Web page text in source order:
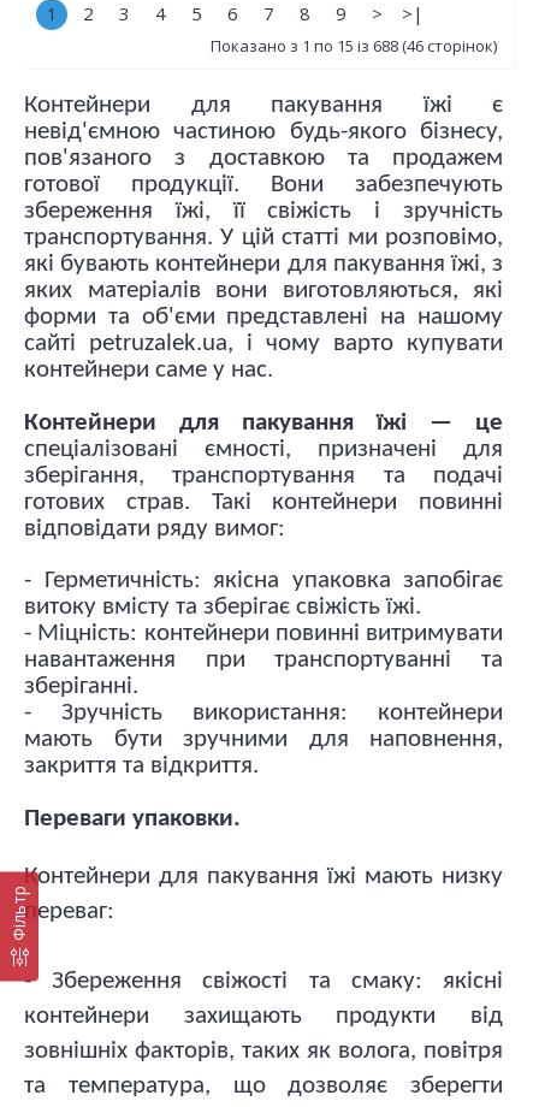
Фільтр
1 2 3 4 5 6 7 8 9 > >|
Показано з 1 по 15 із 688 (46 сторінок)
Контейнери для пакування їжі є
невід'ємною частиною будь-якого бізнесу,
пов'язаного з доставкою та продажем
готової продукції. Вони забезпечують
збереження їжі, її свіжість і зручність
транспортування. У цій статті ми розповімо,
які бувають контейнери для пакування їжі, з
яких матеріалів вони виготовляються, які
форми та об'єми представлені на нашому
сайті petruzalek.ua, і чому варто купувати
контейнери саме у нас.
Контейнери для пакування їжі — це
спеціалізовані ємності, призначені для
зберігання, транспортування та подачі
готових страв. Такі контейнери повинні
відповідати ряду вимог:
- Герметичність: якісна упаковка запобігає
витоку вмісту та зберігає свіжість їжі.
- Міцність: контейнери повинні витримувати
навантаження при транспортуванні та
зберіганні.
- Зручність використання: контейнери
мають бути зручними для наповнення,
закриття та відкриття.
Переваги упаковки.
Контейнери для пакування їжі мають низку
переваг:
- Збереження свіжості та смаку: якісні
контейнери захищають продукти від
зовнішніх факторів, таких як волога, повітря
та температура, що дозволяє зберегти